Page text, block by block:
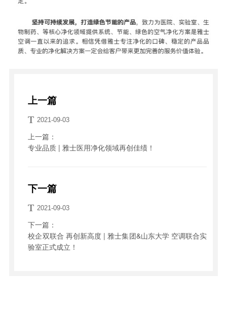
上一篇
T 2021-09-03
上一篇：
专业品质 | 雅士医用净化领域再创佳绩！
下一篇
T 2021-09-03
下一篇：
校企双联合 再创新高度 | 雅士集团&山东大学 空调联合实
验室正式成立！